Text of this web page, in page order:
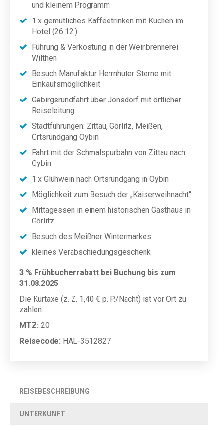
und kleinem Programm
1 x gemütliches Kaffeetrinken mit Kuchen im
Hotel (26.12.)
Führung & Verkostung in der Weinbrennerei
Wilthen
Besuch Manufaktur Herrnhuter Sterne mit
Einkaufsmöglichkeit
Gebirgsrundfahrt über Jonsdorf mit örtlicher
Reiseleitung
Stadtführungen: Zittau, Görlitz, Meißen,
Ortsrundgang Oybin
Fahrt mit der Schmalspurbahn von Zittau nach
Oybin
1 x Glühwein nach Ortsrundgang in Oybin
Möglichkeit zum Besuch der „Kaiserweihnacht“
Mittagessen in einem historischen Gasthaus in
Görlitz
Besuch des Meißner Wintermarkes
kleines Verabschiedungsgeschenk
3 % Frühbucherrabatt bei Buchung bis zum
31.08.2025
Die Kurtaxe (z. Z. 1,40 € p. P./Nacht) ist vor Ort zu
zahlen.
MTZ: 20
Reisecode: HAL-3512827
REISEBESCHREIBUNG
UNTERKUNFT